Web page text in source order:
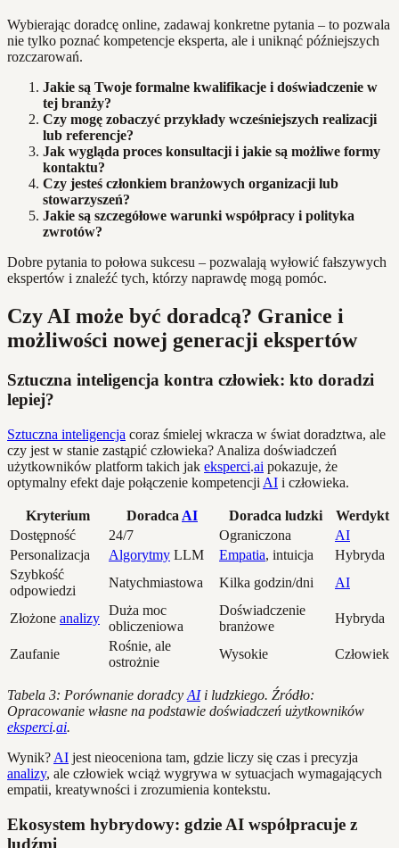
Wybierając doradcę online, zadawaj konkretne pytania – to pozwala
nie tylko poznać kompetencje eksperta, ale i uniknąć późniejszych
rozczarowań.
Jakie są Twoje formalne kwalifikacje i doświadczenie w
tej branży?
Czy mogę zobaczyć przykłady wcześniejszych realizacji
lub referencje?
Jak wygląda proces konsultacji i jakie są możliwe formy
kontaktu?
Czy jesteś członkiem branżowych organizacji lub
stowarzyszeń?
Jakie są szczegółowe warunki współpracy i polityka
zwrotów?
Dobre pytania to połowa sukcesu – pozwalają wyłowić fałszywych
ekspertów i znaleźć tych, którzy naprawdę mogą pomóc.
Czy AI może być doradcą? Granice i
możliwości nowej generacji ekspertów
Sztuczna inteligencja kontra człowiek: kto doradzi
lepiej?
Sztuczna inteligencja coraz śmielej wkracza w świat doradztwa, ale
czy jest w stanie zastąpić człowieka? Analiza doświadczeń
użytkowników platform takich jak eksperci.ai pokazuje, że
optymalny efekt daje połączenie kompetencji AI i człowieka.
Kryterium Doradca AI Doradca ludzki
Werdykt
Dostępność
24/7 Ograniczona
AI
Personalizacja
Algorytmy LLM Empatia, intuicja
Hybryda
Szybkość
odpowiedzi
Natychmiastowa Kilka godzin/dni AI
Złożone analizy
Duża moc
obliczeniowa
Doświadczenie
branżowe
Hybryda
Zaufanie
Rośnie, ale
ostrożnie
Wysokie Człowiek
Tabela 3: Porównanie doradcy AIi ludzkiego. Źródło:
Opracowanie własne na podstawie doświadczeń użytkowników
eksperci.ai.
Wynik? AI jest nieoceniona tam, gdzie liczy się czas i precyzja
analizy, ale człowiek wciąż wygrywa w sytuacjach wymagających
empatii, kreatywności i zrozumienia kontekstu.
Ekosystem hybrydowy: gdzie AI współpracuje z
ludźmi